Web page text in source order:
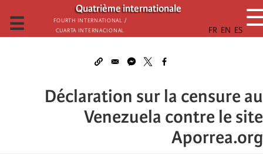
تجاوز
إلى
المحتوى
Quatrième internationale
Fourth International /
Cuarta Internacional
☰
Déclaration sur la censure au
Venezuela contre le site
Aporrea.org